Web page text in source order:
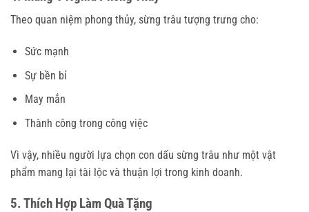
Theo quan niệm phong thủy, sừng trâu tượng trưng cho:
Sức mạnh
Sự bền bỉ
May mắn
Thành công trong công việc
Vì vậy, nhiều người lựa chọn con dấu sừng trâu như một vật
phẩm mang lại tài lộc và thuận lợi trong kinh doanh.
5. Thích Hợp Làm Quà Tặng